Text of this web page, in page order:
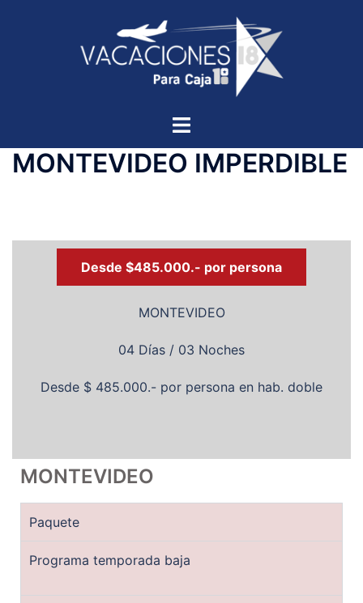
MONTEVIDEO IMPERDIBLE
Desde $485.000.- por persona
MONTEVIDEO
04 Días / 03 Noches
Desde $ 485.000.- por persona en hab. doble
MONTEVIDEO
Paquete
Programa temporada baja